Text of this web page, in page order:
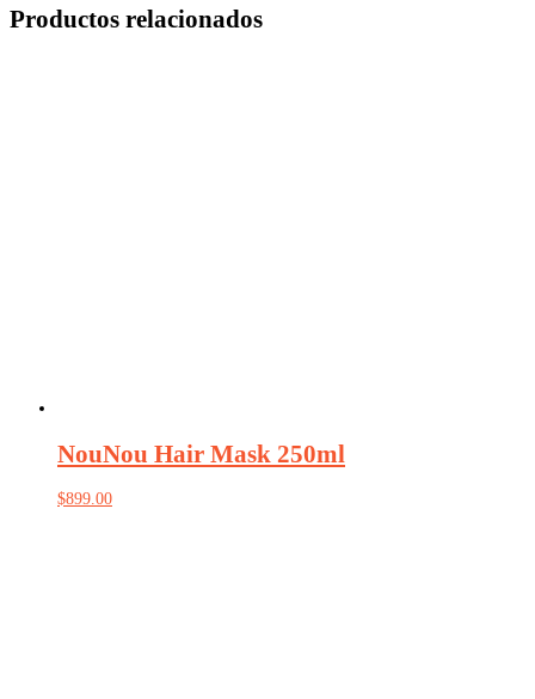
Productos relacionados
NouNou Hair Mask 250ml
$899.00